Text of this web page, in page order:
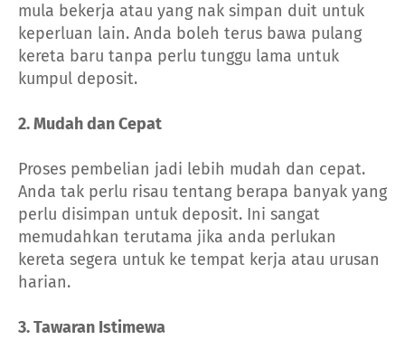
mula bekerja atau yang nak simpan duit untuk
keperluan lain. Anda boleh terus bawa pulang
kereta baru tanpa perlu tunggu lama untuk
kumpul deposit.
2. Mudah dan Cepat
Proses pembelian jadi lebih mudah dan cepat.
Anda tak perlu risau tentang berapa banyak yang
perlu disimpan untuk deposit. Ini sangat
memudahkan terutama jika anda perlukan
kereta segera untuk ke tempat kerja atau urusan
harian.
3. Tawaran Istimewa